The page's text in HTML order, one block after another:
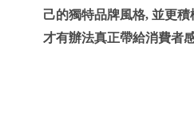
己的獨特品牌風格, 並更
才有辦法真正帶給消費者